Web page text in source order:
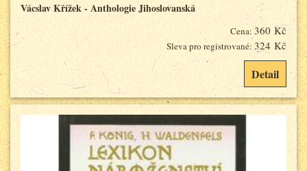
Vácslav Křížek - Anthologie Jihoslovanská
Cena: 360 Kč
Sleva pro registrované: 324 Kč
Detail